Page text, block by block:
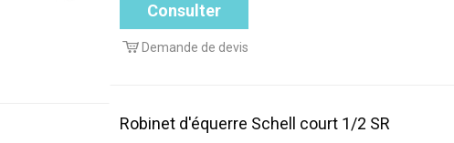
Consulter
Demande de devis
Robinet d'équerre Schell court 1/2 SR